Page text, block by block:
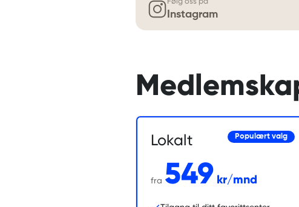
Instagram
Lokalt Populært valg
fra 549 kr/mnd